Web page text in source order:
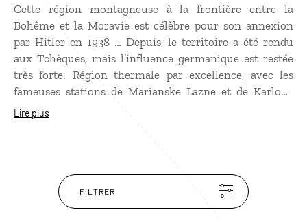
Cette région montagneuse à la frontière entre la
Bohême et la Moravie est célèbre pour son annexion
par Hitler en 1938 … Depuis, le territoire a été rendu
aux Tchèques, mais l’influence germanique est restée
très forte. Région thermale par excellence, avec les
fameuses stations de Marianske Lazne et de Karlovy
Vary, les Sudètes sont le poumon vert du pays. De
en faisant une halte à Loket, ravissante petite cité
médiévale perchée sur un rocher.
Lire plus
FILTRER